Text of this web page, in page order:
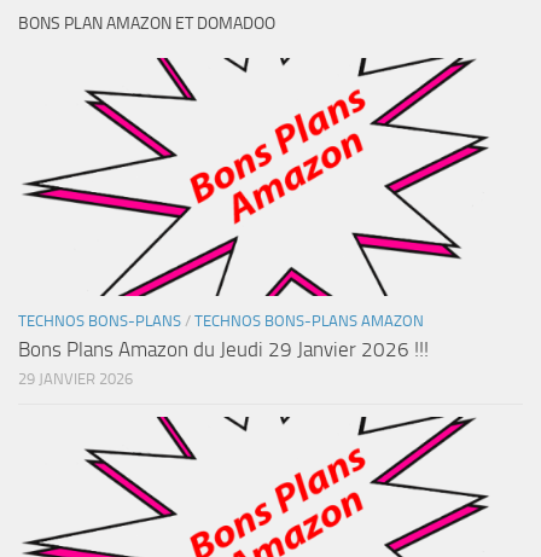
BONS PLAN AMAZON ET DOMADOO
TECHNOS BONS-PLANS / TECHNOS BONS-PLANS AMAZON
Bons Plans Amazon du Jeudi 29 Janvier 2026 !!!
29 JANVIER 2026